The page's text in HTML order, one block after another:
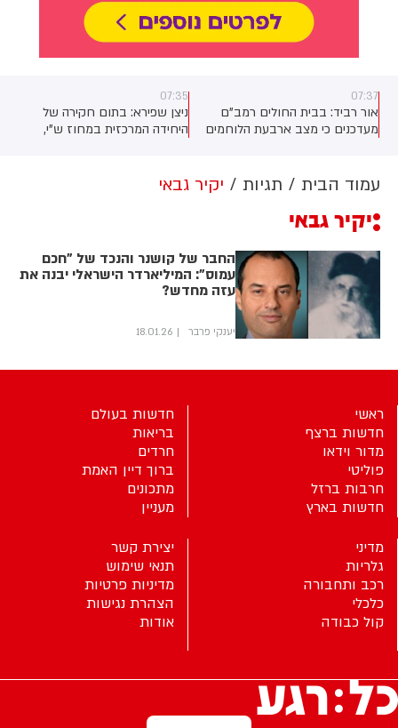
07:37
אור רביד: בבית החולים רמב"ם
מעדכנים כי מצב ארבעת הלוחמים
07:35
ניצן שפירא: בתום חקירה של
היחידה המרכזית במחוז ש"י,
התקיפה וחטיפת הנשק של חייל
בימים הקרובים
עמוד הבית תגיות יקיר גבאי
יקיר גבאי
החבר של קושנר והנכד של "חכם
עמוס": המיליארדר הישראלי יבנה את
עזה מחדש?
יענקי פרבר 18.01.26
ראשי
חדשות ברצף
מדור וידאו
פוליטי
חרבות ברזל
חדשות בארץ
חדשות בעולם
בריאות
חרדים
ברוך דיין האמת
מתכונים
מעניין
מדיני
גלריות
רכב ותחבורה
כלכלי
קול כבודה
יצירת קשר
תנאי שימוש
מדיניות פרטיות
הצהרת נגישות
אודות